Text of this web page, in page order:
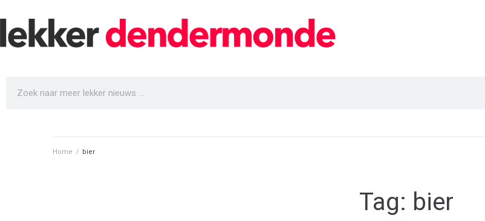
Home / bier
Tag: bier